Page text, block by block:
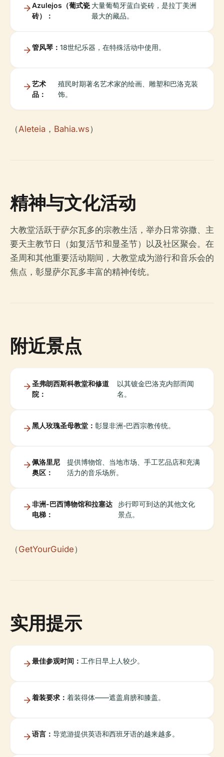
Azulejos（葡式瓷
砖）：
大量葡萄牙蓝白瓷砖，是拉丁美洲
最大的藏品。
管风琴： 18世纪乐器，在特殊活动中使用。
艺术
品：
殖民时期著名艺术家的绘画、雕塑和巴洛克装
饰。
（Aleteia ， Bahia.ws）
精神与文化活动
大教堂活跃于萨尔瓦多的宗教生活，举办日常弥撒、主
要天主教节日（如复活节和显圣节）以及社区聚会。在
圣周和其他重要活动期间，大教堂成为游行和音乐会的
焦点，彰显萨尔瓦多丰富的精神传统。
附近景点
圣弗朗西斯科教堂和修道
院：
以其镀金巴洛克内部而闻
名。
黑人玫瑰圣母教堂： 彰显非洲-巴西宗教传统。
佩洛里尼
奥区：
提供博物馆、当地市场、手工艺品店和充满
活力的音乐场所。
非洲-巴西博物馆和拉塞达
电梯：
步行即可到达的其他文化
景点。
（GetYourGuide）
实用提示
最佳参观时间： 工作日早上人较少。
着装要求： 着装得体——遮盖肩膀和膝盖。
语言： 导览游提供英语和西班牙语的越来越多。